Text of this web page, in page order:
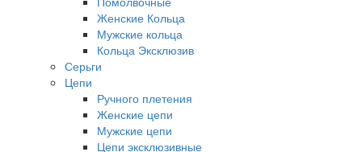
Женские Кольца
Мужские кольца
Кольца Эксклюзив
Серьги
Цепи
Ручного плетения
Женские цепи
Мужские цепи
Цепи эксклюзивные